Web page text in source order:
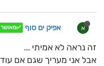
א אפיק ים סוף ✅מאושר
זה נראה לא אמיתי ...